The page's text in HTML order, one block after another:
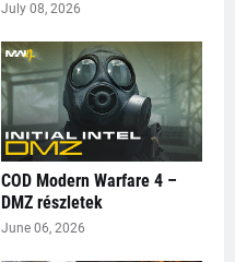
July 08, 2026
COD Modern Warfare 4 –
DMZ részletek
June 06, 2026